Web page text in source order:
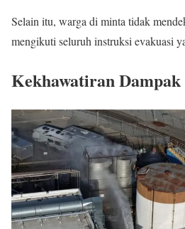
Selain itu, warga di minta tidak
mengikuti seluruh instruksi evakuasi
Kekhawatiran